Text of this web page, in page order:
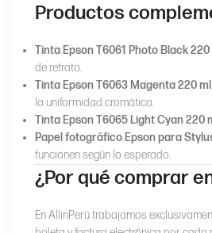
Productos
Tinta Epson T6061 Photo Black 220
de retrato.
Tinta Epson T6063 Magenta 220
la uniformidad cromática.
Tinta Epson T6065 Light Cyan 220
Papel fotográfico Epson para
funcionen según lo esperado.
¿Por qué comprar
En AllinPerú trabajamos